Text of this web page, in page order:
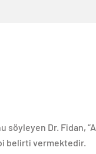
söyleyen Dr. Fidan,
belirti vermektedir.